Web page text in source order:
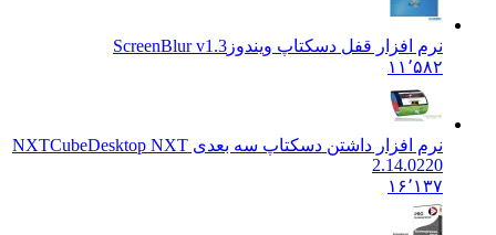
نرم افزار قفل دسکتاپ ویندوزScreenBlur v1.3
۱۱٬۵۸۲
نرم افزار داشتن دسکتاپ سه بعدی NXTCubeDesktop NXT
2.14.0220
۱۶٬۱۳۷